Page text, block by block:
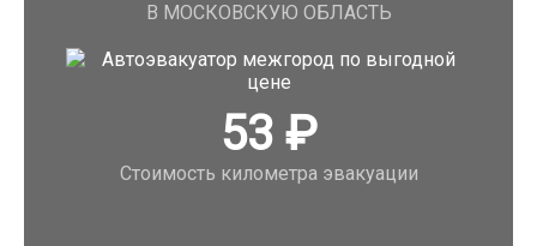
В МОСКОВСКУЮ ОБЛАСТЬ
53₽
Стоимость километра эвакуации